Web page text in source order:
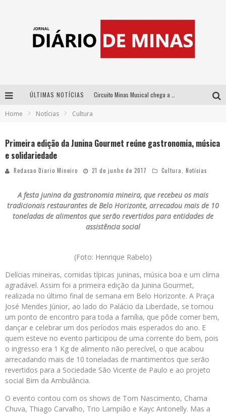
ÚLTIMAS NOTÍCIAS
Home Notícias Cultura
Primeira edição da Junina Gourmet reúne gastronomia, música
e solidariedade
Redacao Diario Mineiro 21 de junho de 2017 Cultura Notícias
A festa junina da gastronomia mineira, que recebeu os mais
tradicionais restaurantes de Belo Horizonte, arrecadou mais de 10
toneladas de alimentos que serão revertidos para entidades de
assistência social
(Foto: Henrique Rabelo)
Delícias mineiras, comidas típicas juninas, música boa e um clima
agradável. Assim foi a primeira edição da Junina Gourmet,
realizada no último final de semana em Belo Horizonte. A Praça
José Mendes Júnior, ao lado do Palácio da Liberdade, se tornou
um ponto de encontro para toda a família, que pôde comer bem,
dançar e celebrar um dos períodos mais esperados do ano. E
quem esteve no evento participou de uma corrente do bem, pois
o ingresso era 1 Kg de alimento não perecível, o que acabou
arrecadando mais de 10 toneladas de mantimentos que serão
revertidos para a Sociedade São Vicente de Paulo e ao projeto
social Bim da Ambulância.
O evento contou com os shows de Tom Nascimento, Chama
Chuva, Thiago Carvalho, Trio Lampião e Kayc Antonelly. Mas a